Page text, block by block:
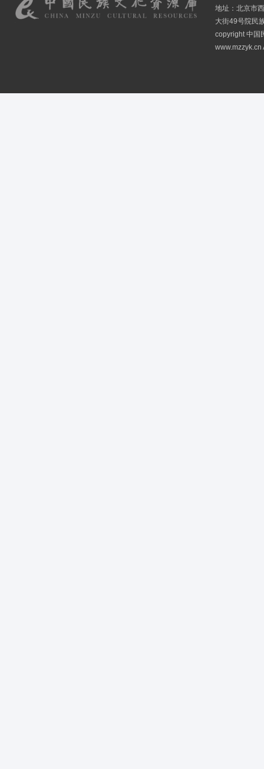
地址：北京市
大街49号院民
copyright 中国